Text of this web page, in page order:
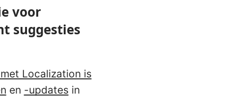
voor
suggesties
Localization is
en -updates in